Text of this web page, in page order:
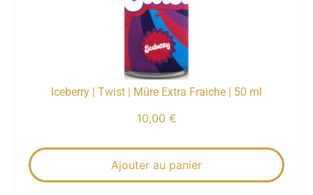
Iceberry | Twist | Mûre Extra Fraiche | 50 ml
10,00 €
Ajouter au panier